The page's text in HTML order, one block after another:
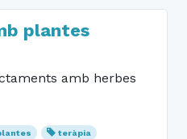
plantes
amb herbes
teràpia